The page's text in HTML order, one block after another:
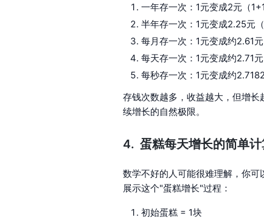
一年存一次：1元变成2元（
半年存一次：1元变成2.25元
每月存一次：1元变成约2.61元
每天存一次：1元变成约2.71元
每秒存一次：1元变成约
存钱次数越多，收益越大，但增
续增长的自然极限。
蛋糕每天增长的简单计
数学不好的人可能很难理解，你
展示这个"蛋糕增长"过程：
初始蛋糕 = 1块